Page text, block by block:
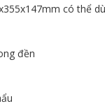
có thể
đền